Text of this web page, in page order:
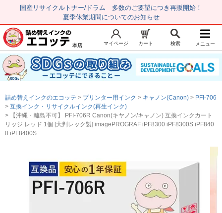
国産リサイクルトナー/ドラム 多数のご要望につき再販開始！
夏季休業期間についてのお知らせ
新規会員登録 マイページ
トップページ お気に入り
注文履歴 レビュー履歴
はじめての方へ
初心者用セット
キャノンインク
エプソンインク
本店 マイページ カート 検索 メニュー
詰め替えインクのエコッテ プリンター用インク キャノン(Canon)
PFI-706
互換インク・リサイクルインク(再生インク)
【沖縄・離島不可】 PFI-706R Canon(キヤノン/キャノン) 互換インクカート
リッジ レッド 1個 [大判レック製] imagePROGRAF iPF8300 iPF8300S iPF840
0 iPF8400S